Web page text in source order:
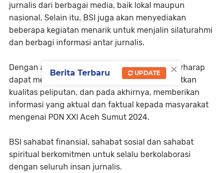
jurnalis dari berbagai media, baik lokal maupun
nasional. Selain itu, BSI juga akan menyediakan
beberapa kegiatan menarik untuk menjalin silaturahmi
dan berbagi informasi antar jurnalis.
Dengan adanya Media Center ini, BSI Aceh berharap
dapat mempermudah kerja jurnalis, meningkatkan
kualitas peliputan, dan pada akhirnya, memberikan
informasi yang aktual dan faktual kepada masyarakat
mengenai PON XXI Aceh Sumut 2024.
BSI sahabat finansial, sahabat sosial dan sahabat
spiritual berkomitmen untuk selalu berkolaborasi
dengan seluruh insan jurnalis.
×
Berita Terbaru UPDATE